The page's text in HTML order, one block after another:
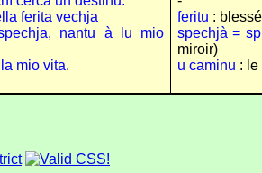
ferita vechja
nantu à lu mio
mio vita.
feritu :
spechjà =
miroir)
u caminu : le